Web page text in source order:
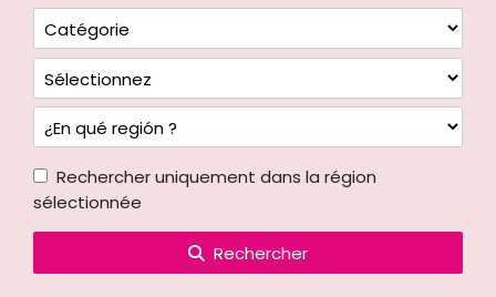
Rechercher uniquement dans la région
sélectionnée
Rechercher